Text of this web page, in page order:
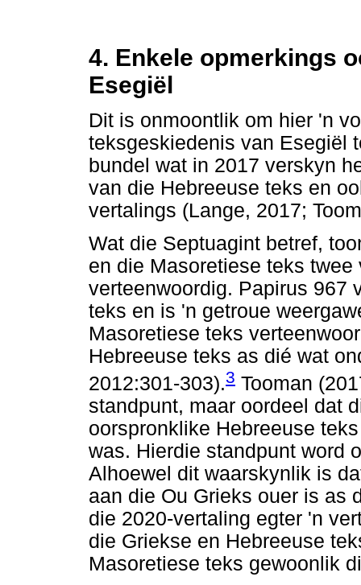
4. Enkele opmerkings
Esegiël
Dit is onmoontlik om hier 'n
teksgeskiedenis van Esegiël
bundel wat in 2017 verskyn
van die Hebreeuse teks en
vertalings (Lange, 2017;
Wat die Septuagint betref,
en die Masoretiese teks
verteenwoordig. Papirus 967
teks en is 'n getroue
Masoretiese teks
Hebreeuse teks as dié wat
2012:301-303).3 Tooman
standpunt, maar oordeel dat
oorspronklike Hebreeuse
was. Hierdie standpunt word
Alhoewel dit waarskynlik is
aan die Ou Grieks ouer is as
die 2020-vertaling egter 'n
die Griekse en Hebreeuse
Masoretiese teks gewoonlik